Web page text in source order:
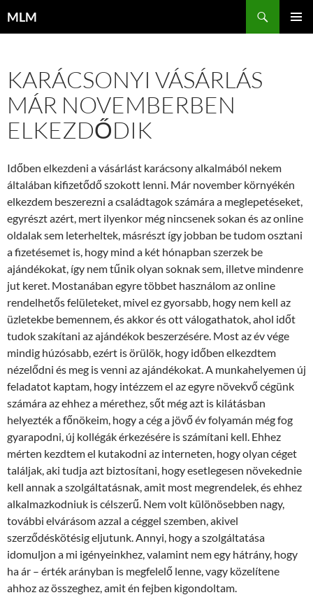
MLM
KARÁCSONYI VÁSÁRLÁS
MÁR NOVEMBERBEN
ELKEZDŐDIK
Időben elkezdeni a vásárlást karácsony alkalmából nekem
általában kifizetődő szokott lenni. Már november környékén
elkezdem beszerezni a családtagok számára a meglepetéseket,
egyrészt azért, mert ilyenkor még nincsenek sokan és az online
oldalak sem leterheltek, másrészt így jobban be tudom osztani
a fizetésemet is, hogy mind a két hónapban szerzek be
ajándékokat, így nem tűnik olyan soknak sem, illetve mindenre
jut keret. Mostanában egyre többet használom az online
rendelhetős felületeket, mivel ez gyorsabb, hogy nem kell az
üzletekbe bemennem, és akkor és ott válogathatok, ahol időt
tudok szakítani az ajándékok beszerzésére. Most az év vége
mindig húzósabb, ezért is örülök, hogy időben elkezdtem
nézelődni és meg is venni az ajándékokat. A munkahelyemen új
feladatot kaptam, hogy intézzem el az egyre növekvő cégünk
számára az ehhez a mérethez, sőt még azt is kilátásban
helyezték a főnökeim, hogy a cég a jövő év folyamán még fog
gyarapodni, új kollégák érkezésére is számítani kell. Ehhez
mérten kezdtem el kutakodni az interneten, hogy olyan céget
találjak, aki tudja azt biztosítani, hogy esetlegesen növekednie
kell annak a szolgáltatásnak, amit most megrendelek, és ehhez
alkalmazkodniuk is célszerű. Nem volt különösebben nagy,
további elvárásom azzal a céggel szemben, akivel
szerződéskötésig eljutunk. Annyi, hogy a szolgáltatása
idomuljon a mi igényeinkhez, valamint nem egy hátrány, hogy
ha ár – érték arányban is megfelelő lenne, vagy közelítene
ahhoz az összeghez, amit én fejben kigondoltam.